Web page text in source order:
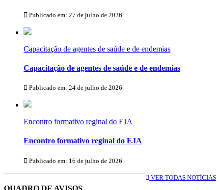
Publicado em: 27 de julho de 2026
Capacitação de agentes de saúde e de endemias
Capacitação de agentes de saúde e de endemias
Publicado em: 24 de julho de 2026
Encontro formativo reginal do EJA
Encontro formativo reginal do EJA
Publicado em: 16 de julho de 2026
VER TODAS NOTÍCIAS
QUADRO DE AVISOS